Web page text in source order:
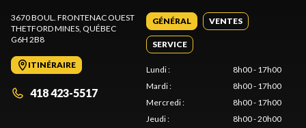
3670 BOUL. FRONTENAC OUEST
THETFORD MINES , QUÉBEC
G6H 2B8
ITINÉRAIRE
418 423-5517
GÉNÉRAL VENTES
SERVICE
Lundi:
8h00 - 17h00
Mardi:
8h00 - 17h00
Mercredi:
8h00 - 17h00
Jeudi:
8h00 - 20h00